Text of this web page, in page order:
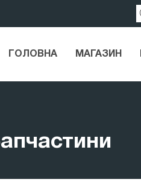
ГОЛОВНА МАГАЗИН